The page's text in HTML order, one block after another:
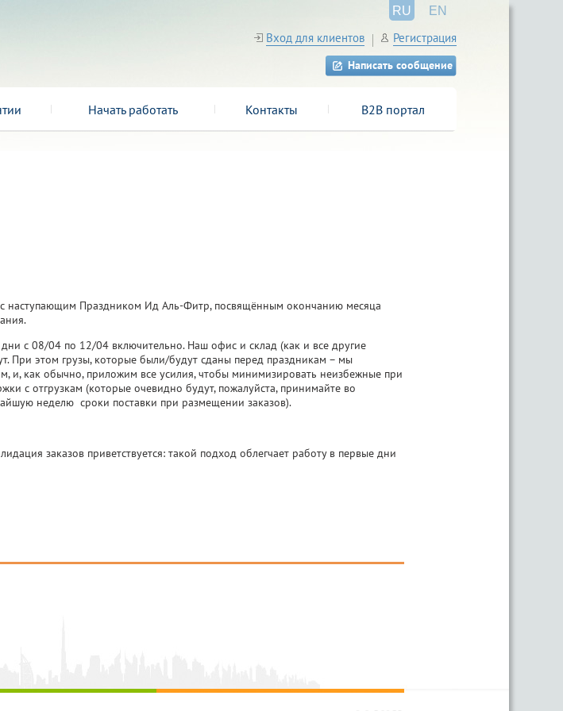
RU EN
Вход для клиентов Регистрация
Написать сообщение
Начать работать Контакты B2B портал
Праздником Ид Аль-Фитр, посвящённым окончанию месяца
с 08/04 по 12/04 включительно. Наш офис и склад (как и все другие
При этом грузы, которые были/будут сданы перед праздникам – мы
и, как обычно, приложим все усилия, чтобы минимизировать неизбежные при
с отгрузкам (которые очевидно будут, пожалуйста, принимайте во
неделю сроки поставки при размещении заказов).
заказов приветствуется: такой подход облегчает работу в первые дни